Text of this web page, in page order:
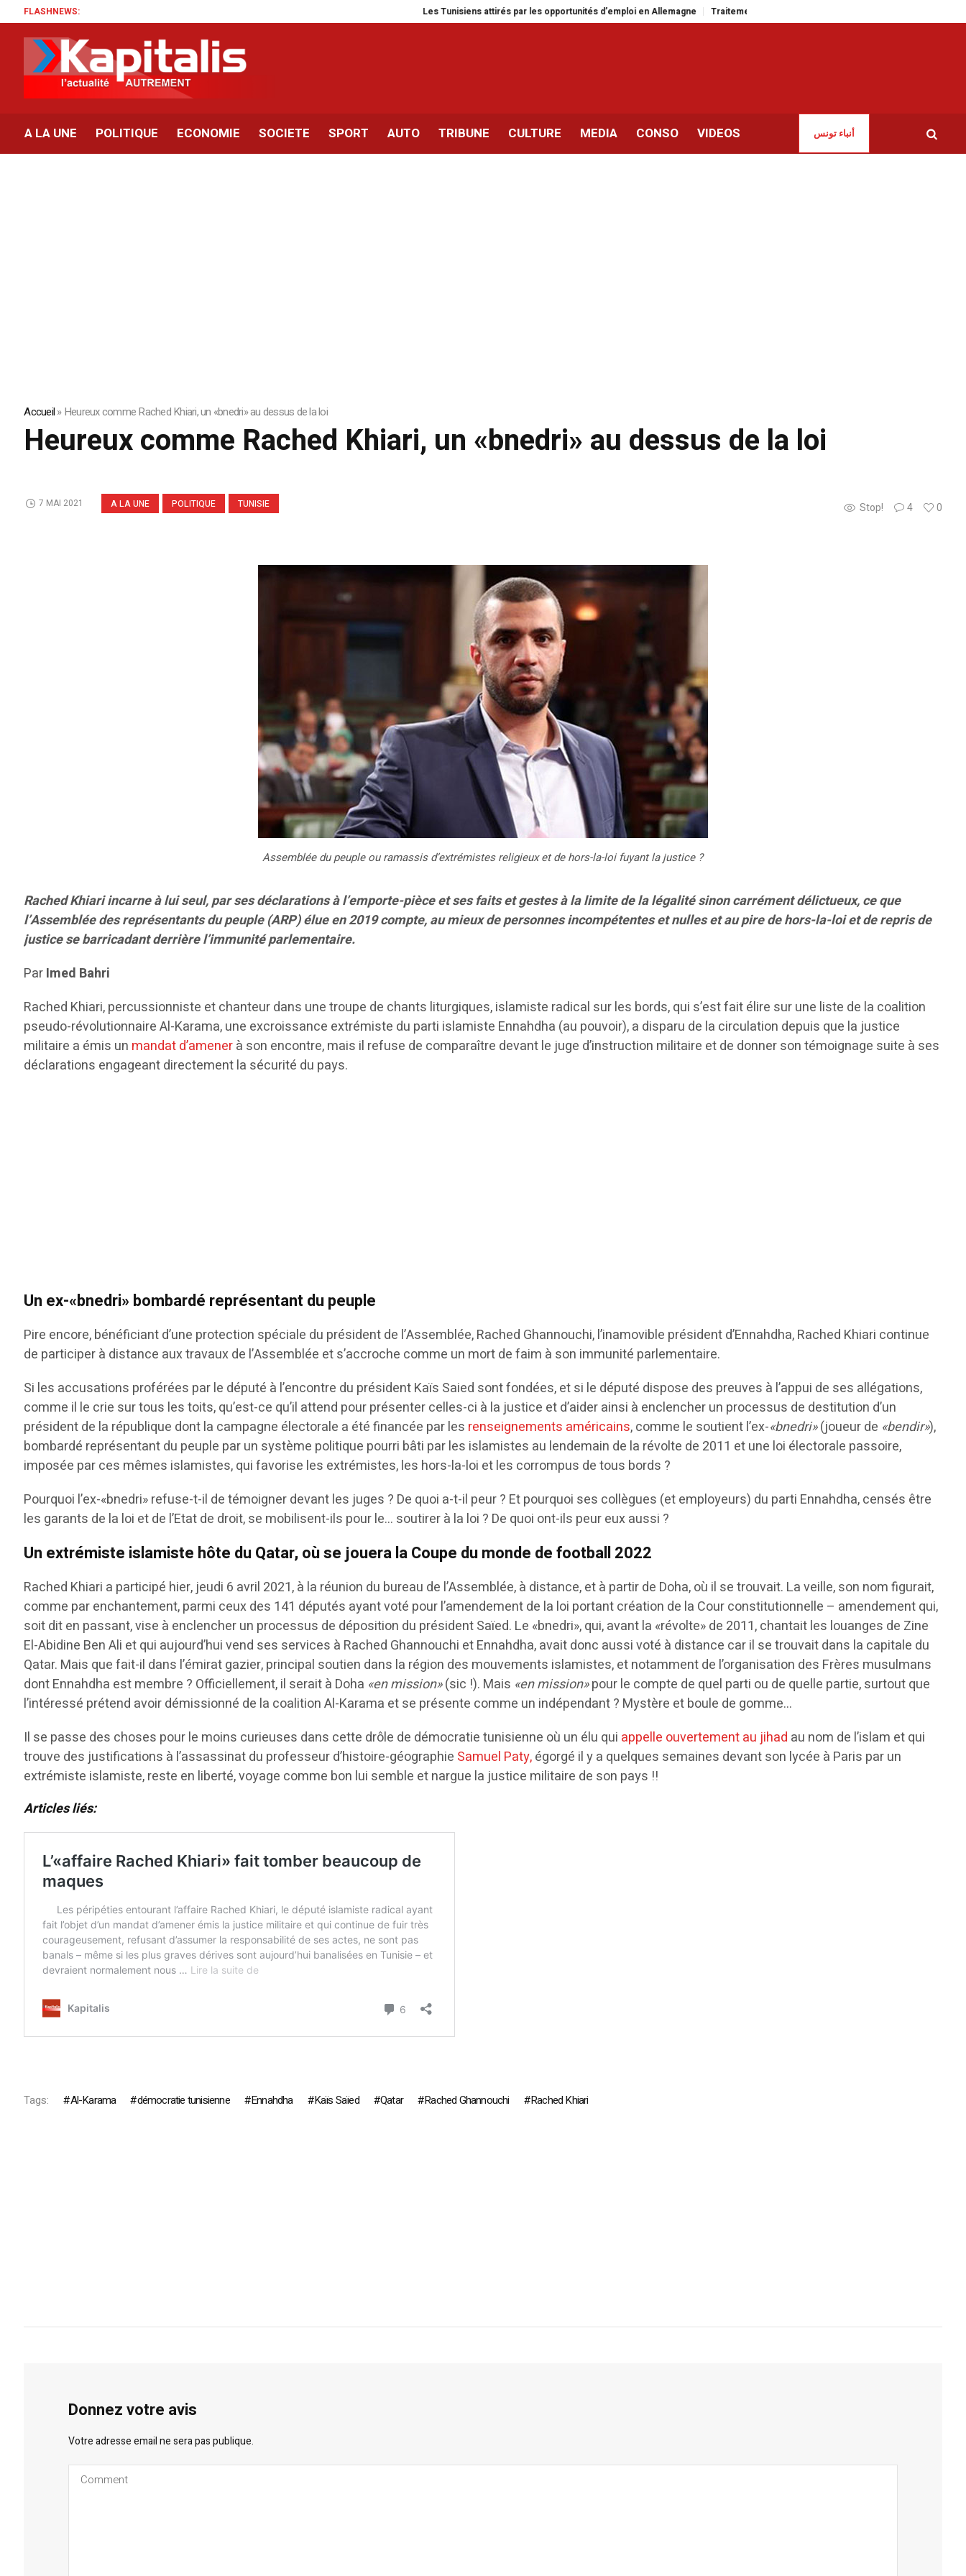
FLASHNEWS: Les Tunisiens attirés par les opportunités d’emploi en Allemagne Traitement déséquilibré de la guerre au Moyen-Orient par les médias
A LA UNE POLITIQUE ECONOMIE SOCIETE SPORT AUTO TRIBUNE CULTURE MEDIA CONSO VIDEOS أنباء تونس
Accueil»Heureux comme Rached Khiari, un «bnedri» au dessus de la loi
Heureux comme Rached Khiari, un «bnedri» au dessus de la loi
A LA UNE POLITIQUE TUNISIE Stop! 4 0
7 MAI 2021
Assemblée du peuple ou ramassis d’extrémistes religieux et de hors-la-loi fuyant la justice ?
Rached Khiari incarne à lui seul, par ses déclarations à l’emporte-pièce et ses faits et gestes à la limite de la légalité sinon carrément délictueux, ce que
l’Assemblée des représentants du peuple (ARP) élue en 2019 compte, au mieux de personnes incompétentes et nulles et au pire de hors-la-loi et de repris de
justice se barricadant derrière l’immunité parlementaire.
ParImed Bahri
Rached Khiari, percussionniste et chanteur dans une troupe de chants liturgiques, islamiste radical sur les bords, qui s’est fait élire sur une liste de la coalition
pseudo-révolutionnaire Al-Karama, une excroissance extrémiste du parti islamiste Ennahdha (au pouvoir), a disparu de la circulation depuis que la justice
militaire a émis un mandat d’amenerà son encontre, mais il refuse de comparaître devant le juge d’instruction militaire et de donner son témoignage suite à ses
déclarations engageant directement la sécurité du pays.
Un ex-«bnedri» bombardé représentant du peuple
Pire encore, bénéficiant d’une protection spéciale du président de l’Assemblée, Rached Ghannouchi, l’inamovible président d’Ennahdha, Rached Khiari continue
de participer à distance aux travaux de l’Assemblée et s’accroche comme un mort de faim à son immunité parlementaire.
Si les accusations proférées par le député à l’encontre du président Kaïs Saied sont fondées, et si le député dispose des preuves à l’appui de ses allégations,
comme il le crie sur tous les toits, qu’est-ce qu’il attend pour présenter celles-ci à la justice et d’aider ainsi à enclencher un processus de destitution d’un
président de la république dont la campagne électorale a été financée par les renseignements américains, comme le soutient l’ex-«bnedri»(joueur de «bendir»),
bombardé représentant du peuple par un système politique pourri bâti par les islamistes au lendemain de la révolte de 2011 et une loi électorale passoire,
imposée par ces mêmes islamistes, qui favorise les extrémistes, les hors-la-loi et les corrompus de tous bords ?
Pourquoi l’ex-«bnedri» refuse-t-il de témoigner devant les juges ? De quoi a-t-il peur ? Et pourquoi ses collègues (et employeurs) du parti Ennahdha, censés être
les garants de la loi et de l’Etat de droit, se mobilisent-ils pour le… soutirer à la loi ? De quoi ont-ils peur eux aussi ?
Un extrémiste islamiste hôte du Qatar, où se jouera la Coupe du monde de football 2022
Rached Khiari a participé hier, jeudi 6 avril 2021, à la réunion du bureau de l’Assemblée, à distance, et à partir de Doha, où il se trouvait. La veille, son nom figurait,
comme par enchantement, parmi ceux des 141 députés ayant voté pour l’amendement de la loi portant création de la Cour constitutionnelle – amendement qui,
soit dit en passant, vise à enclencher un processus de déposition du président Saïed. Le «bnedri», qui, avant la «révolte» de 2011, chantait les louanges de Zine
El-Abidine Ben Ali et qui aujourd’hui vend ses services à Rached Ghannouchi et Ennahdha, avait donc aussi voté à distance car il se trouvait dans la capitale du
Qatar. Mais que fait-il dans l’émirat gazier, principal soutien dans la région des mouvements islamistes, et notamment de l’organisation des Frères musulmans
dont Ennahdha est membre ? Officiellement, il serait à Doha «en mission»(sic !). Mais «en mission»pour le compte de quel parti ou de quelle partie, surtout que
l’intéressé prétend avoir démissionné de la coalition Al-Karama et se présente comme un indépendant ? Mystère et boule de gomme…
Il se passe des choses pour le moins curieuses dans cette drôle de démocratie tunisienne où un élu qui appelle ouvertement au jihad au nom de l’islam et qui
trouve des justifications à l’assassinat du professeur d’histoire-géographie Samuel Paty,égorgé il y a quelques semaines devant son lycée à Paris par un
extrémiste islamiste, reste en liberté, voyage comme bon lui semble et nargue la justice militaire de son pays !!
Articles liés:
Tags: Al-Karama démocratie tunisienne Ennahdha Kaïs Saïed Qatar Rached Ghannouchi Rached Khiari
Donnez votre avis
Votre adresse email ne sera pas publique.